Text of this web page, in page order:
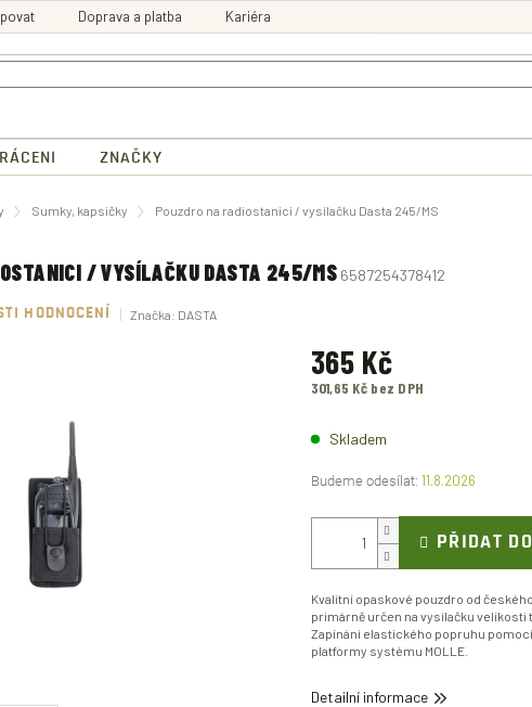
Doprava a platba Kariéra
ZNAČKY
Sumky, kapsičky Pouzdro na radiostanici / vysílačku Dasta 245/MS
/ VYSÍLAČKU DASTA 245/MS 6587254378412
HODNOCENÍ Značka: DASTA
365 Kč
301,65 Kč bez DPH
cena:Skladem
11.8.2026
PŘIDAT
Kvalitní opaskové pouzdro od
primárně určen na vysílačku velikosti
Zapínání elastického popruhu
platformy systému MOLLE.
Detailní informace